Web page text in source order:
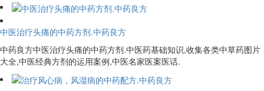
中医治疗头痛的中药方剂.中药良方
中药良方中医治疗头痛的中药方剂.中医药基础知识,收集各类中草药图片
大全,中医经典方剂的运用案例,中医名家医案医话.